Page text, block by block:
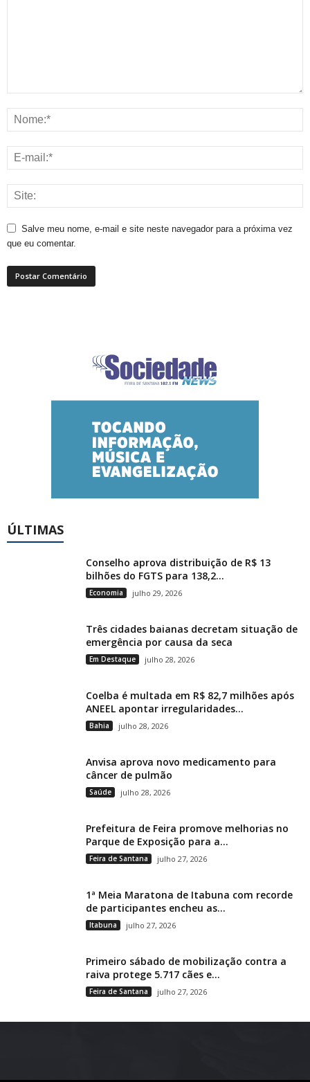
Salve meu nome, e-mail e site neste navegador para a próxima vez
que eu comentar.
ÚLTIMAS
Conselho aprova distribuição de R$ 13
bilhões do FGTS para 138,2...
Economia julho 29, 2026
Três cidades baianas decretam situação de
emergência por causa da seca
Em Destaque julho 28, 2026
Coelba é multada em R$ 82,7 milhões após
ANEEL apontar irregularidades...
Bahia julho 28, 2026
Anvisa aprova novo medicamento para
câncer de pulmão
Saúde julho 28, 2026
Prefeitura de Feira promove melhorias no
Parque de Exposição para a...
Feira de Santana julho 27, 2026
1ª Meia Maratona de Itabuna com recorde
de participantes encheu as...
Itabuna julho 27, 2026
Primeiro sábado de mobilização contra a
raiva protege 5.717 cães e...
Feira de Santana julho 27, 2026